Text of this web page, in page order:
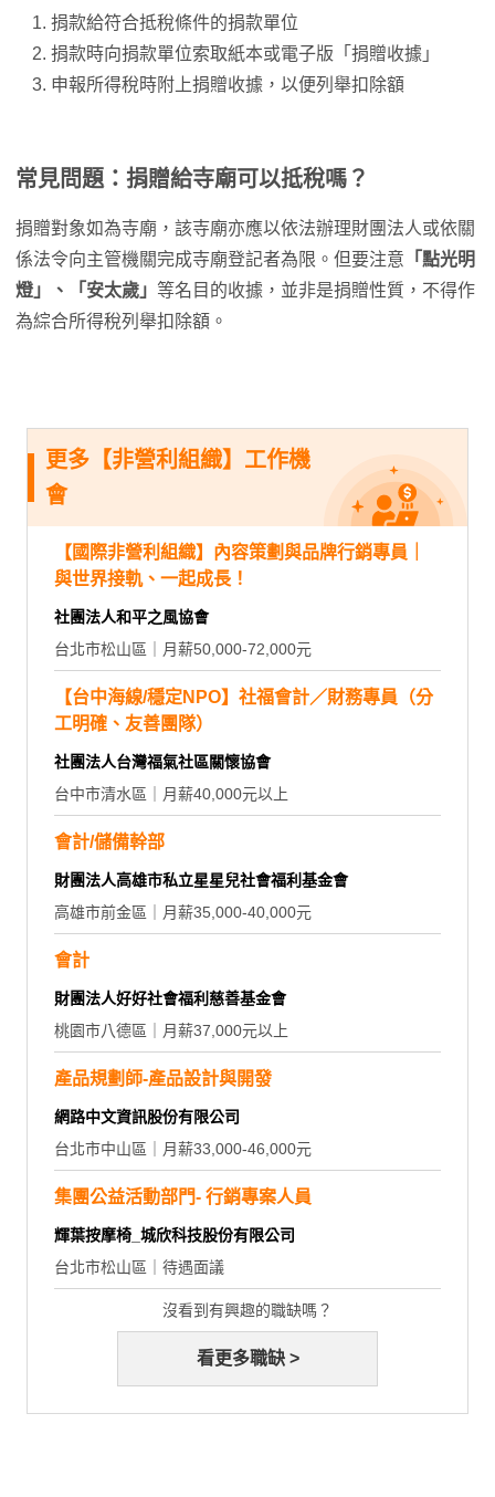
捐款給符合抵稅條件的捐款單位
捐款時向捐款單位索取紙本或電子版「捐贈收據」
申報所得稅時附上捐贈收據，以便列舉扣除額
常見問題：捐贈給寺廟可以抵稅嗎？
捐贈對象如為寺廟，該寺廟亦應以依法辦理財團法人或依關
係法令向主管機關完成寺廟登記者為限。但要注意 「點光明
燈」、「安太歲」 等名目的收據，並非是捐贈性質，不得作
為綜合所得稅列舉扣除額。
更多【非營利組織】工作機
會
【國際非營利組織】內容策劃與品牌行銷專員｜
與世界接軌、一起成長！
社團法人和平之風協會
台北市松山區｜月薪50,000-72,000元
【台中海線/穩定NPO】社福會計／財務專員（分
工明確、友善團隊）
社團法人台灣福氣社區關懷協會
台中市清水區｜月薪40,000元以上
會計/儲備幹部
財團法人高雄市私立星星兒社會福利基金會
高雄市前金區｜月薪35,000-40,000元
會計
財團法人好好社會福利慈善基金會
桃園市八德區｜月薪37,000元以上
產品規劃師-產品設計與開發
網路中文資訊股份有限公司
台北市中山區｜月薪33,000-46,000元
集團公益活動部門- 行銷專案人員
輝葉按摩椅_城欣科技股份有限公司
台北市松山區｜待遇面議
沒看到有興趣的職缺嗎？
看更多職缺 >